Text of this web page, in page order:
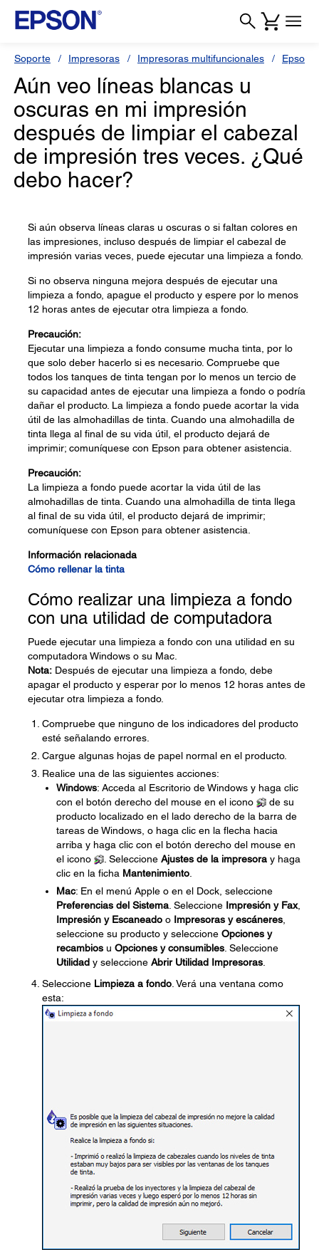
Soporte Impresoras Impresoras multifuncionales Epson L
Aún veo líneas blancas u
oscuras en mi impresión
después de limpiar el cabezal
de impresión tres veces. ¿Qué
debo hacer?
Si aún observa líneas claras u oscuras o si faltan colores en
las impresiones, incluso después de limpiar el cabezal de
impresión varias veces, puede ejecutar una limpieza a fondo.
Si no observa ninguna mejora después de ejecutar una
limpieza a fondo, apague el producto y espere por lo menos
12 horas antes de ejecutar otra limpieza a fondo.
Precaución:
Ejecutar una limpieza a fondo consume mucha tinta, por lo
que solo deber hacerlo si es necesario. Compruebe que
todos los tanques de tinta tengan por lo menos un tercio de
su capacidad antes de ejecutar una limpieza a fondo o podría
dañar el producto. La limpieza a fondo puede acortar la vida
útil de las almohadillas de tinta. Cuando una almohadilla de
tinta llega al final de su vida útil, el producto dejará de
imprimir; comuníquese con Epson para obtener asistencia.
Precaución:
La limpieza a fondo puede acortar la vida útil de las
almohadillas de tinta. Cuando una almohadilla de tinta llega
al final de su vida útil, el producto dejará de imprimir;
comuníquese con Epson para obtener asistencia.
Información relacionada
Cómo rellenar la tinta
Cómo realizar una limpieza a fondo
con una utilidad de computadora
Puede ejecutar una limpieza a fondo con una utilidad en su
computadora Windows o su Mac.
Nota: Después de ejecutar una limpieza a fondo, debe
apagar el producto y esperar por lo menos 12 horas antes de
ejecutar otra limpieza a fondo.
Compruebe que ninguno de los indicadores del producto
esté señalando errores.
Cargue algunas hojas de papel normal en el producto.
Realice una de las siguientes acciones:
Windows: Acceda al Escritorio de Windows y haga clic
con el botón derecho del mouse en el icono
de su
producto localizado en el lado derecho de la barra de
tareas de Windows, o haga clic en la flecha hacia
arriba y haga clic con el botón derecho del mouse en
el icono
. Seleccione Ajustes de la impresora y haga
clic en la ficha Mantenimiento
Mac: En el menú Apple o en el Dock, seleccione
Preferencias del Sistema . Seleccione Impresión y Fax,
Impresión y Escaneado o Impresoras y escáneres
seleccione su producto y seleccione Opciones y
recambios u Opciones y consumibles . Seleccione
Utilidad y seleccione Abrir Utilidad Impresoras
Seleccione Limpieza a fondo . Verá una ventana como
esta: